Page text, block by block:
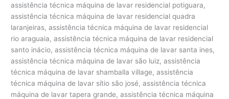
assistência técnica máquina de lavar residencial potiguara,
assistência técnica máquina de lavar residencial quadra
laranjeiras, assistência técnica máquina de lavar residencial
rio araguaia, assistência técnica máquina de lavar residencial
santo inácio, assistência técnica máquina de lavar santa ines,
assistência técnica máquina de lavar são luiz, assistência
técnica máquina de lavar shamballa village, assistência
técnica máquina de lavar sítio são josé, assistência técnica
máquina de lavar tapera grande, assistência técnica máquina